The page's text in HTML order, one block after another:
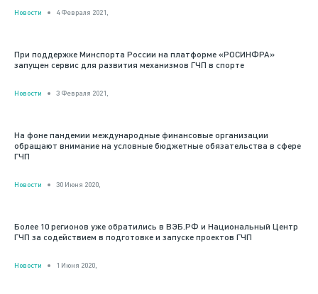
Новости 4 Февраля 2021,
При поддержке Минспорта России на платформе «РОСИНФРА»
запущен сервис для развития механизмов ГЧП в спорте
Новости 3 Февраля 2021,
На фоне пандемии международные финансовые организации
обращают внимание на условные бюджетные обязательства в сфере
ГЧП
Новости 30 Июня 2020,
Более 10 регионов уже обратились в ВЭБ.РФ и Национальный Центр
ГЧП за содействием в подготовке и запуске проектов ГЧП
Новости 1 Июня 2020,